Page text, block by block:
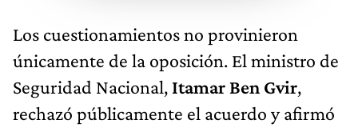
Los cuestionamientos no provinieron
únicamente de la oposición. El ministro de
Seguridad Nacional, Itamar Ben Gvir,
rechazó públicamente el acuerdo y afirmó